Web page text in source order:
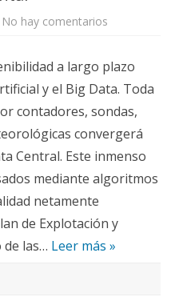
No hay comentarios
Big
Data
para
la
recuperación
ambiental
a largo plazo
y el Big Data. Toda
contadores, sondas,
convergerá
Central. Este inmenso
mediante algoritmos
netamente
de Explotación y
las… Leer más »